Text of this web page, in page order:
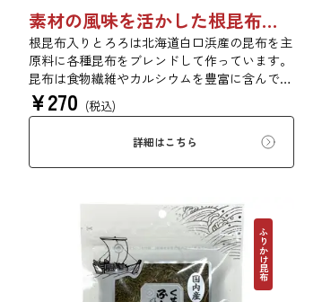
素材の風味を活かした根昆布入りとろろ 23g 単品 5袋セット 20袋セット 3481
根昆布入りとろろは北海道白口浜産の昆布を主
原料に各種昆布をブレンドして作っています。
昆布は食物繊維やカルシウムを豊富に含んでい
ます。薄くふんわりと削っており、ご飯やお吸
い物、うどんに入れて美味しく召し上がれま
す。お口の中でとろーり、つるっと広がる根昆
布入りとろろを是非ご賞味ください。
¥270 (税込)
詳細はこちら
ふりかけ昆布